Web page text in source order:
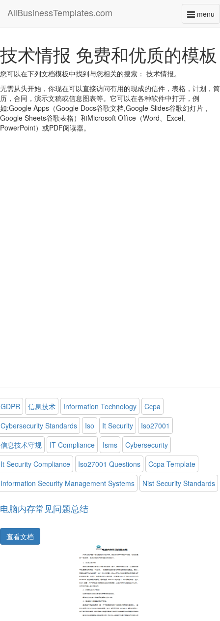
menu
AllBusinessTemplates.com
技术情报 免费和优质的模板
您可以在下列文档模板中找到与您相关的搜索： 技术情报。
无需从头开始，你现在可以直接访问有用的现成的信件，表格，计划，简
历，合同，演示文稿或信息图表等。它可以在各种软件中打开，例
如:Google Apps（Google Docs谷歌文档,Google Slides谷歌幻灯片，
Google Sheets谷歌表格）和Microsoft Office（Word、Excel、
PowerPoint）或PDF阅读器。
GDPR 信息技术 Information Technology
Ccpa
Cybersecurity Standards
Iso It Security
Iso27001
信息技术守规
IT Compliance Isms
Cybersecurity
It Security Compliance
Iso27001 Questions
Ccpa Template
Information Security Management Systems
Nist Security Standards
电脑内存常见问题总结
查看文档